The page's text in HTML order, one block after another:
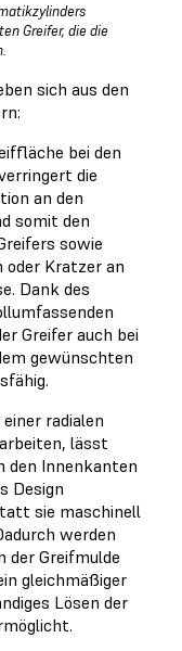
Greifer, die die
sich aus den
bei den
die
an den
somit den
sowie
oder Kratzer an
Dank des
Greifer auch bei
gewünschten
radialen
lässt
den Innenkanten
Design
sie maschinell
werden
der Greifmulde
gleichmäßiger
Lösen der